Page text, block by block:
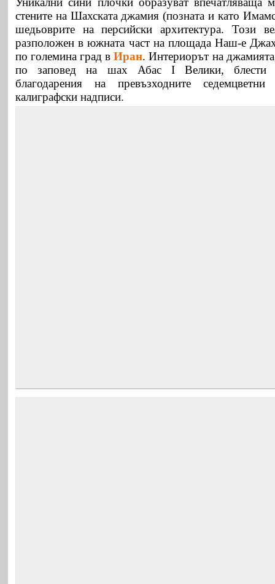
стените на Шахската джамия (позната и като
шедьоврите на персийски архитектура. Този
разположен в южната част на площада Наш-е
по големина град в Иран. Интериорът на
по заповед на шах Абас І Велики, блести
благодарения на превъзходните
калиграфски надписи.